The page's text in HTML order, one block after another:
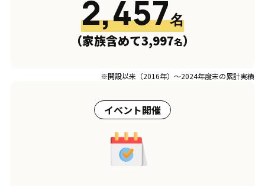
2,457名
（家族含めて3,997名）
※開設以来（2016年）〜2024年度末の累計実績
イベント開催